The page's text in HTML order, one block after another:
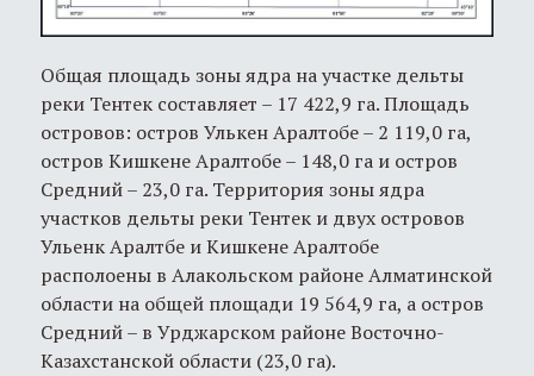
Общая площадь зоны ядра на участке дельты
реки Тентек составляет – 17 422,9 га. Площадь
островов: остров Улькен Аралтобе – 2 119,0 га,
остров Кишкене Аралтобе – 148,0 га и остров
Средний – 23,0 га. Территория зоны ядра
участков дельты реки Тентек и двух островов
Ульенк Аралтбе и Кишкене Аралтобе
располоены в Алакольском районе Алматинской
области на общей площади 19 564,9 га, а остров
Средний – в Урджарском районе Восточно-
Казахстанской области (23,0 га).